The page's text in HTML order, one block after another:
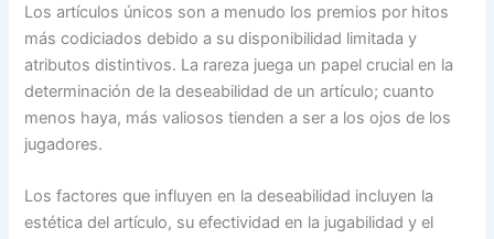
Los artículos únicos son a menudo los premios por hitos
más codiciados debido a su disponibilidad limitada y
atributos distintivos. La rareza juega un papel crucial en la
determinación de la deseabilidad de un artículo; cuanto
menos haya, más valiosos tienden a ser a los ojos de los
jugadores.
Los factores que influyen en la deseabilidad incluyen la
estética del artículo, su efectividad en la jugabilidad y el